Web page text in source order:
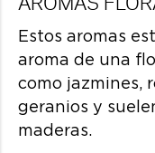
Estos aromas
aroma de una
como jazmines,
geranios y
maderas.